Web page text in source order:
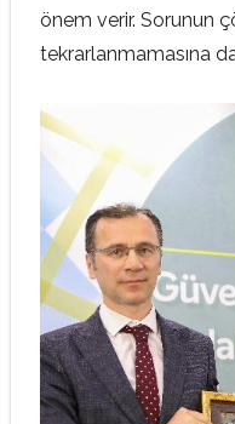
önem verir. Sorunun
tekrarlanmamasına